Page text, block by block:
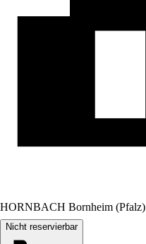
HORNBACH Bornheim (Pfalz)
Nicht reservierbar